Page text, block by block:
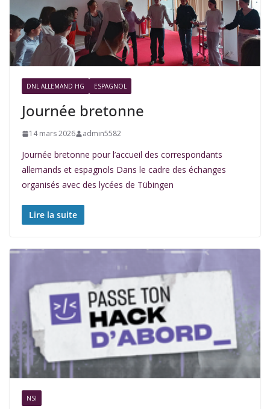
DNL ALLEMAND HG ESPAGNOL
Journée bretonne
14 mars 2026 admin5582
Journée bretonne pour l’accueil des correspondants
allemands et espagnols Dans le cadre des échanges
organisés avec des lycées de Tübingen
Lire la suite
NSI